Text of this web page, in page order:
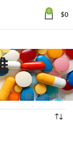
0 $0
顯示單一結果